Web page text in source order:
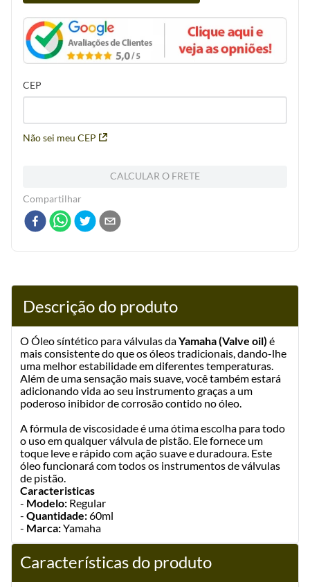
CEP
Não sei meu CEP
CALCULAR O FRETE
Compartilhar
Descrição do produto
O Óleo síntético para válvulas daYamaha (Valve oil) é
mais consistente do que os óleos tradicionais, dando-lhe
uma melhor estabilidade em diferentes temperaturas.
Além de uma sensação mais suave, você também estará
adicionando vida ao seu instrumento graças a um
poderoso inibidor de corrosão contido no óleo.
A fórmula de viscosidade é uma ótima escolha para todo
o uso em qualquer válvula de pistão. Ele fornece um
toque leve e rápido com ação suave e duradoura. Este
óleo funcionará com todos os instrumentos de válvulas
de pistão.
Caracteristicas
- Modelo: Regular
- Quantidade:60ml
- Marca:Yamaha
Características do produto